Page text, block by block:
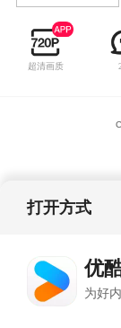
超清画质
打开方式
优
为好